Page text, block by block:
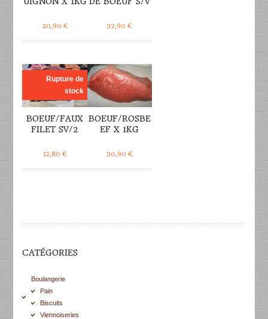
20,90 € 32,90€
Rupture de
stock
BOEUF/FAUX
FILET SV/2
12,80 €
BOEUF/ROSBE
EF X 1KG
30,90 €
CATÉGORIES
Boulangerie
Pain
Biscuits
Viennoiseries